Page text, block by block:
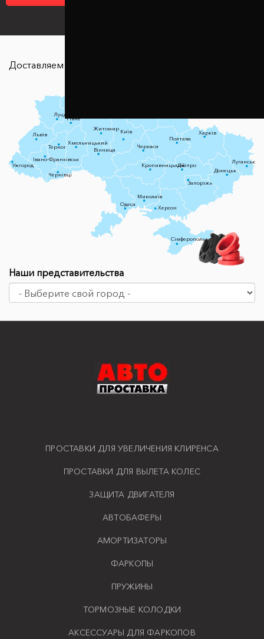
Доставляем в любую точку страны
Сімферополь
Луцьк
Київ
Житомир
Тернопіль
Рівне
Львів
Дніпро
Кропивницький
Харків
Полтава
Черкаси
Запоріжжя
Херсон
Донецьк
Луганськ
Ужгород
Чернівці
Вінниця
Хмельницький
Івано-Франківськ
Миколаїв
Одеса
Наши представительства
ПРОСТАВКИ ДЛЯ УВЕЛИЧЕНИЯ КЛИРЕНСА
ПРОСТАВКИ ДЛЯ ВЫЛЕТА КОЛЕС
ЗАЩИТА ДВИГАТЕЛЯ
АВТОБАФЕРЫ
АМОРТИЗАТОРЫ
ФАРКОПЫ
ПРУЖИНЫ
ТОРМОЗНЫЕ КОЛОДКИ
АКСЕССУАРЫ ДЛЯ ФАРКОПОВ